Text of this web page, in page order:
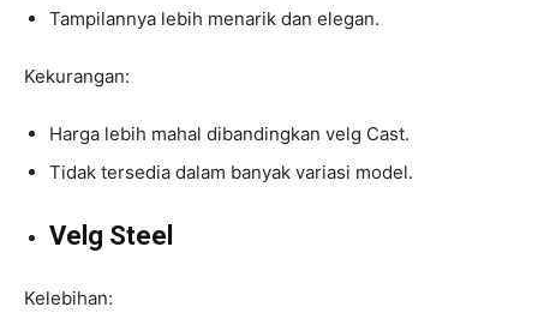
Tampilannya lebih menarik dan elegan.
Kekurangan:
Harga lebih mahal dibandingkan velg Cast.
Tidak tersedia dalam banyak variasi model.
Velg Steel
Kelebihan: